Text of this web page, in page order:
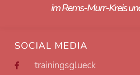
SOCIAL MEDIA
trainingsglueck
im Rems-Murr-Kreis